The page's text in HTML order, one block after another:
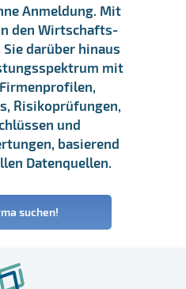
Anmeldung. Mit
den Wirtschafts-
darüber hinaus
mit
Risikoprüfungen,
und
basierend
Datenquellen.
suchen!